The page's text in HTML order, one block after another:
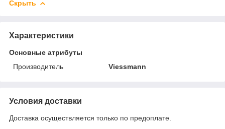
Скрыть
Характеристики
Основные атрибуты
Производитель
Viessmann
Условия доставки
Доставка осуществляется только по предоплате.